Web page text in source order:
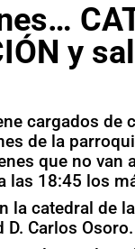
y
cargados
de la
que no
las 18:45 los
la catedral de
Carlos